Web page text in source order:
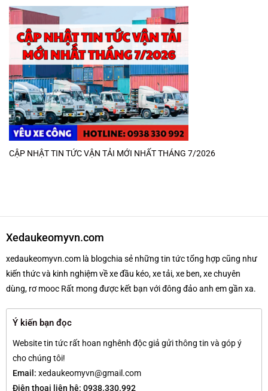
CẬP NHẬT TIN TỨC VẬN TẢI MỚI NHẤT THÁNG 7/2026
Xedaukeomyvn.com
xedaukeomyvn.com là blogchia sẻ những tin tức tổng hợp cũng như
kiến thức và kinh nghiệm về xe đầu kéo, xe tải, xe ben, xe chuyên
dùng, rơ mooc Rất mong được kết bạn với đông đảo anh em gần xa.
Ý kiến bạn đọc
Website tin tức rất hoan nghênh độc giả gửi thông tin và góp ý
cho chúng tôi!
Email: xedaukeomyvn@gmail.com
Điện thoại liên hệ: 0938.330.992